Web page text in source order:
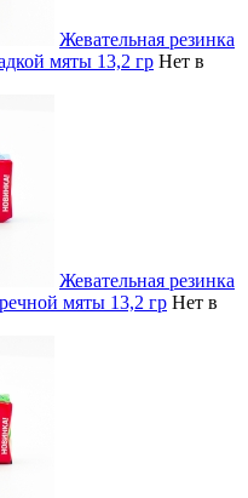
Жевательная резинка
мяты 13,2 гр Нет в
Жевательная резинка
мяты 13,2 гр Нет в